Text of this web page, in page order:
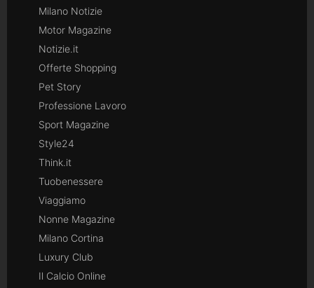
Milano Notizie
Motor Magazine
Notizie.it
Offerte Shopping
Pet Story
Professione Lavoro
Sport Magazine
Style24
Think.it
Tuobenessere
Viaggiamo
Nonne Magazine
Milano Cortina
Luxury Club
Il Calcio Online